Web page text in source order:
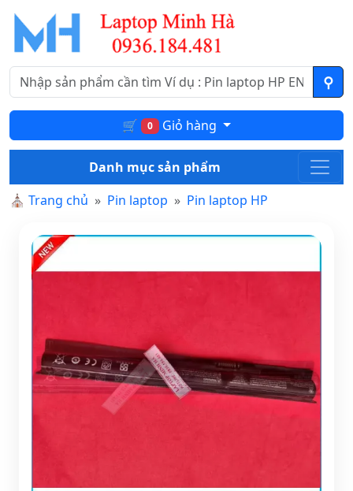
🛒 0 Giỏ hàng
Danh mục sản phẩm
⛪ Trang chủ Pin laptop Pin laptop HP